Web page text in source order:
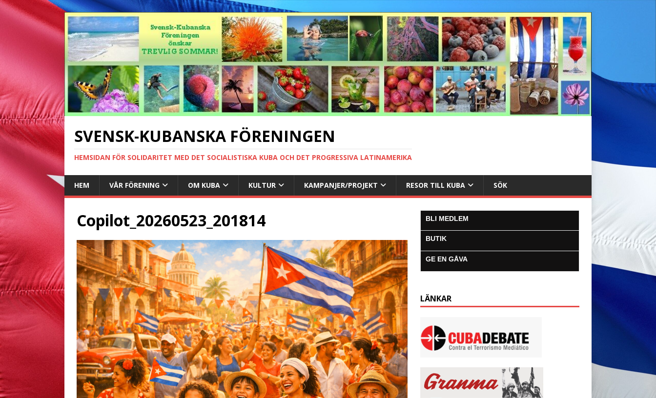
SVENSK-KUBANSKA FÖRENINGEN
HEMSIDAN FÖR SOLIDARITET MED DET SOCIALISTISKA KUBA OCH DET PROGRESSIVA LATINAMERIKA
HEM VÅR FÖRENING OM KUBA KULTUR KAMPANJER/PROJEKT RESOR TILL KUBA SÖK
Copilot_20260523_201814 BLI MEDLEM
BUTIK
GE EN GÅVA
LÄNKAR